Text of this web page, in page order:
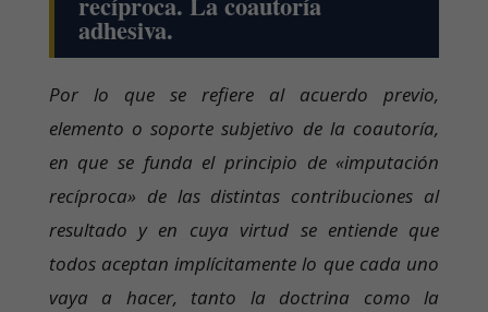
adhesiva.
Por lo que se refiere al acuerdo previo,
elemento o soporte subjetivo de la coautoría,
en que se funda el principio de «imputación
recíproca» de las distintas contribuciones al
resultado y en cuya virtud se entiende que
todos aceptan implícitamente lo que cada uno
vaya a hacer, tanto la doctrina como la